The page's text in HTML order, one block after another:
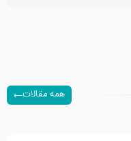
همه مقالات